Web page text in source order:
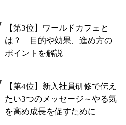
【第3位】ワールドカフェと
は？ 目的や効果、進め方の
ポイントを解説
【第4位】新入社員研修で伝え
たい3つのメッセージ～やる気
を高め成長を促すために